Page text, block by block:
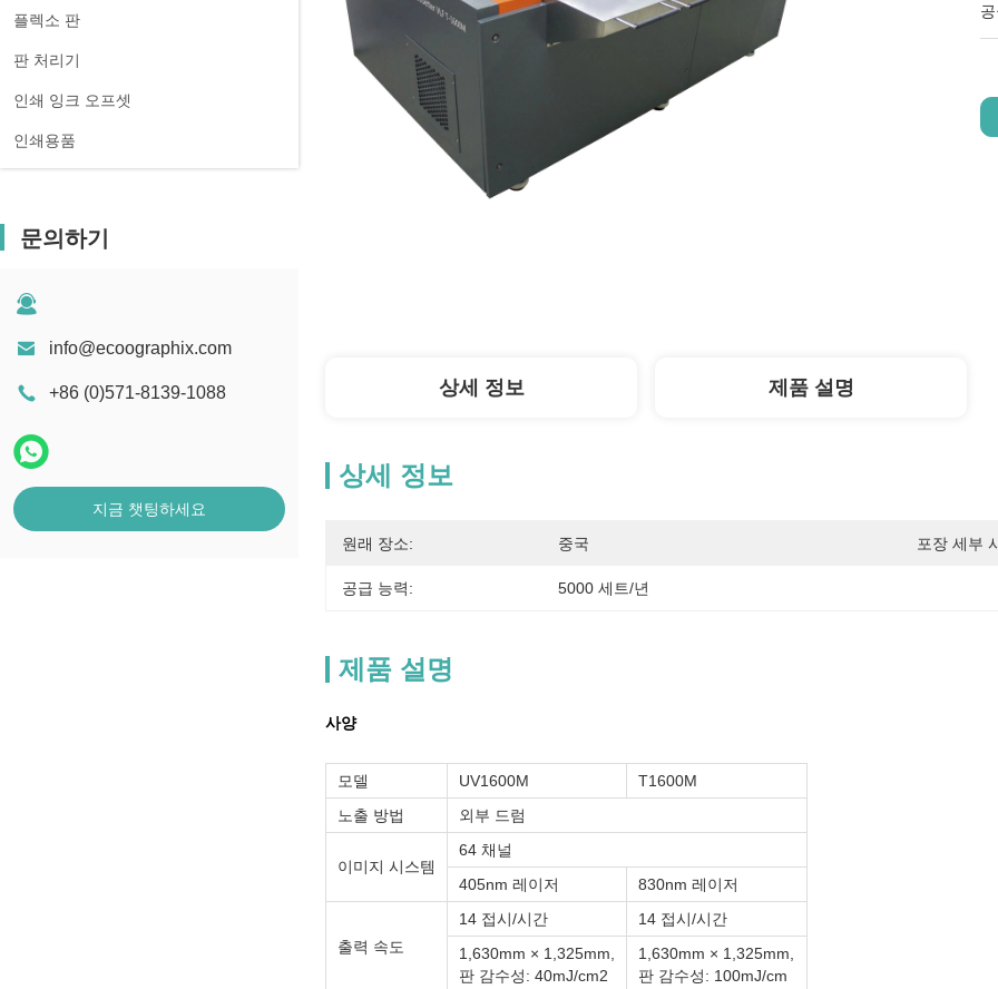
플렉소 판
판 처리기
인쇄 잉크 오프셋
인쇄용품
문의하기
info@ecoographix.com
+86 (0)571-8139-1088
지금 챗팅하세요
상세 정보 제품 설명
상세 정보
원래 장소: 중국 포장 세부
공급 능력: 5000 세트/년
제품 설명
사양
모델 UV1600M
T1600M
노출 방법
외부 드럼
이미지 시스템
64 채널
405nm 레이저
830nm 레이저
출력 속도
14 접시/시간
14 접시/시간
1,630mm × 1,325mm,
판 감수성: 40mJ/cm2
1,630mm × 1,325mm,
판 감수성: 100mJ/cm